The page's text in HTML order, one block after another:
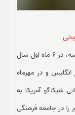
در سال اول دولت سیزدهم 29 اثر تاریخی از فرانسه، در 6 ماه اول سال
انگلیس و در مهرماه
شیکاگو آمریکا به
را در جامعه فرهنگی